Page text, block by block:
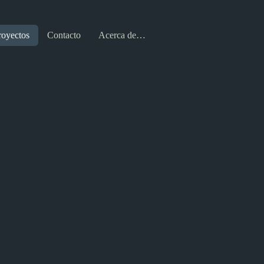
Contacto Acerca de…